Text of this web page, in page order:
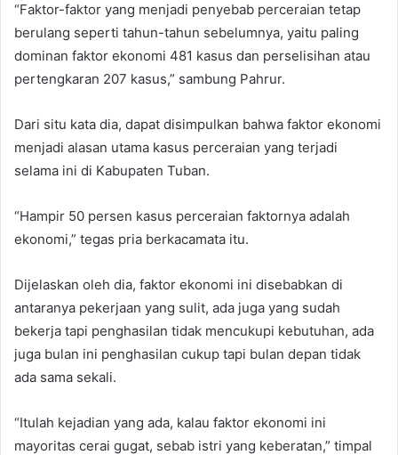
“Faktor-faktor yang menjadi penyebab perceraian tetap
berulang seperti tahun-tahun sebelumnya, yaitu paling
dominan faktor ekonomi 481 kasus dan perselisihan atau
pertengkaran 207 kasus,” sambung Pahrur.
Dari situ kata dia, dapat disimpulkan bahwa faktor ekonomi
menjadi alasan utama kasus perceraian yang terjadi
selama ini di Kabupaten Tuban.
“Hampir 50 persen kasus perceraian faktornya adalah
ekonomi,” tegas pria berkacamata itu.
Dijelaskan oleh dia, faktor ekonomi ini disebabkan di
antaranya pekerjaan yang sulit, ada juga yang sudah
bekerja tapi penghasilan tidak mencukupi kebutuhan, ada
juga bulan ini penghasilan cukup tapi bulan depan tidak
ada sama sekali.
“Itulah kejadian yang ada, kalau faktor ekonomi ini
mayoritas cerai gugat, sebab istri yang keberatan,” timpal